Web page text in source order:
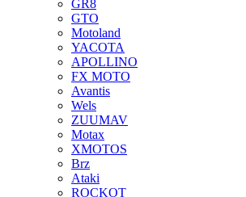
GR8
GTO
Motoland
YACOTA
APOLLINO
FX MOTO
Avantis
Wels
ZUUMAV
Motax
XMOTOS
Brz
Ataki
ROCKOT